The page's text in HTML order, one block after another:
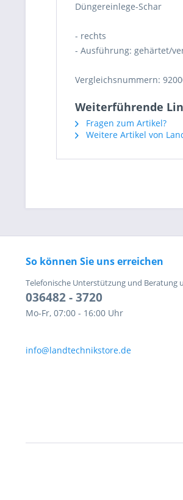
Düngereinlege-Schar
- rechts
- Ausführung: gehärtet/
Vergleichsnummern:
Weiterführende
Fragen zum Artikel?
Weitere Artikel von
So können Sie uns erreichen
Telefonische Unterstützung und Beratung
036482 - 3720
Mo-Fr, 07:00 - 16:00 Uhr
info@landtechnikstore.de